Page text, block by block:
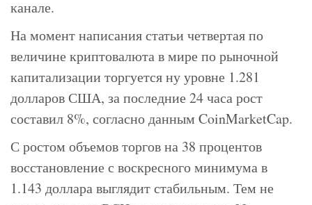
канале.
На момент написания статьи четвертая по
величине криптовалюта в мире по рыночной
капитализации торгуется ну уровне 1.281
долларов США, за последние 24 часа рост
составил 8%, согласно данным CoinMarketCap.
С ростом объемов торгов на 38 процентов
восстановление с воскресного минимума в
1.143 доллара выглядит стабильным. Тем не